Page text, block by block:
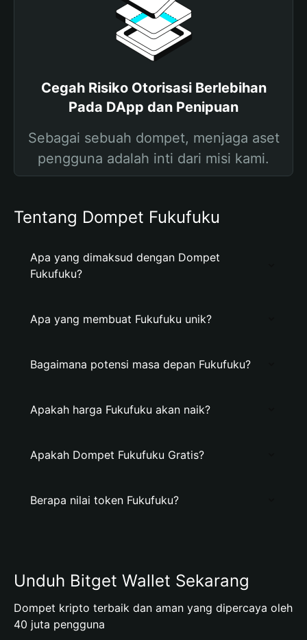
Cegah Risiko Otorisasi Berlebihan
Pada DApp dan Penipuan
Sebagai sebuah dompet, menjaga aset
pengguna adalah inti dari misi kami.
Tentang Dompet Fukufuku
Apa yang dimaksud dengan Dompet
Fukufuku?
Apa yang membuat Fukufuku unik?
Bagaimana potensi masa depan Fukufuku?
Apakah harga Fukufuku akan naik?
Apakah Dompet Fukufuku Gratis?
Berapa nilai token Fukufuku?
Unduh Bitget Wallet Sekarang
Dompet kripto terbaik dan aman yang dipercaya oleh
40 juta pengguna